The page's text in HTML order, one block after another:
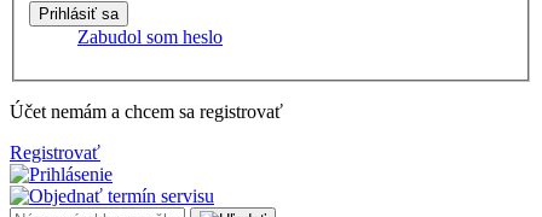
Zabudol som heslo
Účet nemám a chcem sa registrovať
Registrovať